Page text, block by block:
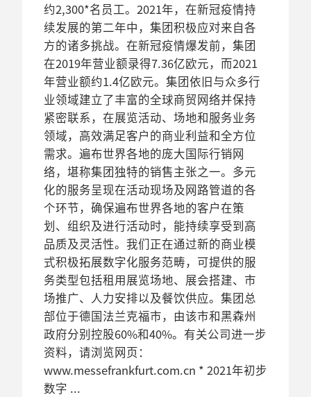
约2,300*名员工。2021年，在新冠疫情持
续发展的第二年中，集团积极应对来自各
方的诸多挑战。在新冠疫情爆发前，集团
在2019年营业额录得7.36亿欧元，而2021
年营业额约1.4亿欧元。集团依旧与众多行
业领域建立了丰富的全球商贸网络并保持
紧密联系，在展览活动、场地和服务业务
领域，高效满足客户的商业利益和全方位
需求。遍布世界各地的庞大国际行销网
络，堪称集团独特的销售主张之一。多元
化的服务呈现在活动现场及网路管道的各
个环节，确保遍布世界各地的客户在策
划、组织及进行活动时，能持续享受到高
品质及灵活性。我们正在通过新的商业模
式积极拓展数字化服务范畴，可提供的服
务类型包括租用展览场地、展会搭建、市
场推广、人力安排以及餐饮供应。集团总
部位于德国法兰克福市，由该市和黑森州
政府分别控股60%和40%。有关公司进一步
资料，请浏览网页：
www.messefrankfurt.com.cn * 2021年初步
数字